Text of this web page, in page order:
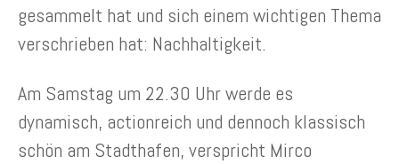
gesammelt hat und sich einem wichtigen Thema
verschrieben hat: Nachhaltigkeit.
Am Samstag um 22.30 Uhr werde es
dynamisch, actionreich und dennoch klassisch
schön am Stadthafen, verspricht Mirco